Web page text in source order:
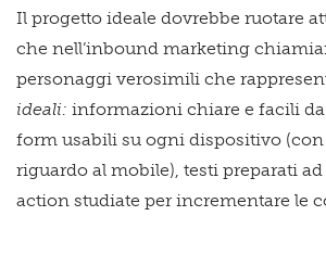
Il progetto ideale dovrebbe ruotare
che nell’inbound marketing
personaggi verosimili che
ideali: informazioni chiare e facili da
form usabili su ogni dispositivo
riguardo al mobile), testi preparati
action studiate per incrementare le